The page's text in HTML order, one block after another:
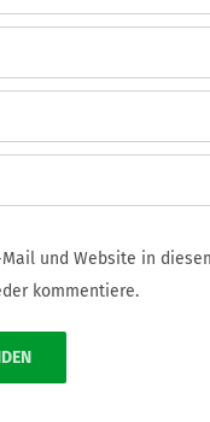
und Website in
kommentiere.